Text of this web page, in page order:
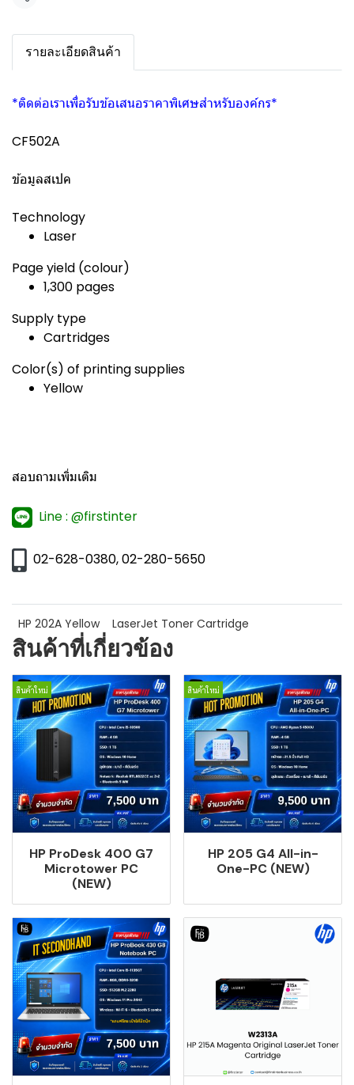
รายละเอียดสินค้า
*ติดต่อเราเพื่อรับข้อเสนอราคาพิเศษสำหรับองค์กร*
CF502A
ข้อมูลสเปค
Technology
Laser
Page yield (colour)
1,300 pages
Supply type
Cartridges
Color(s) of printing supplies
Yellow
สอบถามเพิ่มเติม
Line : @firstinter
02-628-0380, 02-280-5650
HP 202A Yellow LaserJet Toner Cartridge
สินค้าที่เกี่ยวข้อง
สินค้าใหม่
HP ProDesk 400 G7
Microtower PC
(NEW)
สินค้าใหม่
HP 205 G4 All-in-
One-PC (NEW)